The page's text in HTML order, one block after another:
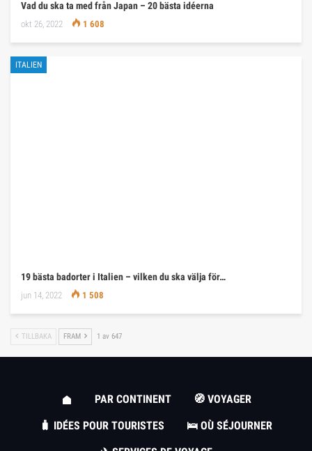
Vad du ska ta med från Japan – 20 bästa idéerna
okt 26, 2022 1 608
ITALIEN
19 bästa badorter i Italien – vilken du ska välja för…
jun 14, 2022 1 508
TILLBAKA FRAM 1 av 647
PAR CONTINENT
🧭 VOYAGER
🧳 IDÉES POUR TOURISTES
🛌 OÙ SÉJOURNER